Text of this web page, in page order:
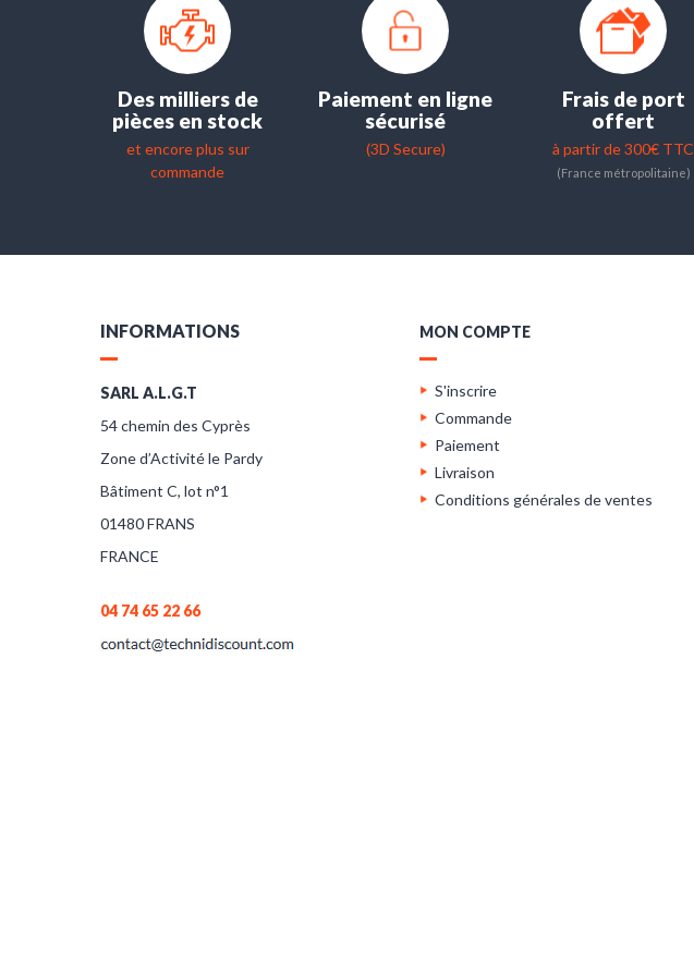
Des milliers de
pièces en stock
et encore plus sur
commande
Paiement en ligne
sécurisé
(3D Secure)
Frais de port
offert
à partir de 300€ TTC
(France métropolitaine)
INFORMATIONS
SARL A.L.G.T
54 chemin des Cyprès
Zone d’Activité le Pardy
Bâtiment C, lot n°1
01480 FRANS
FRANCE
04 74 65 22 66
MON COMPTE
S'inscrire
Commande
Paiement
Livraison
Conditions générales de ventes